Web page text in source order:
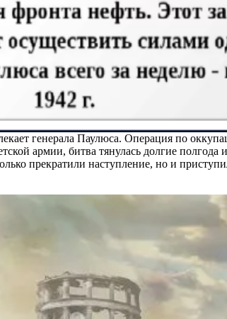
генерала Паулюса. Операция по
армии, битва тянулась долгие
прекратили наступление, но и